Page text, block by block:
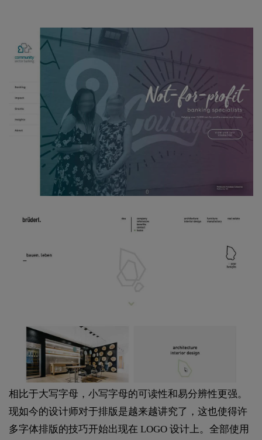
相比于大写字母，小写字母的可读性和易分辨性更强。
现如今的设计师对于排版是越来越讲究了，这也使得许
多字体排版的技巧开始出现在 LOGO 设计上。全部使用